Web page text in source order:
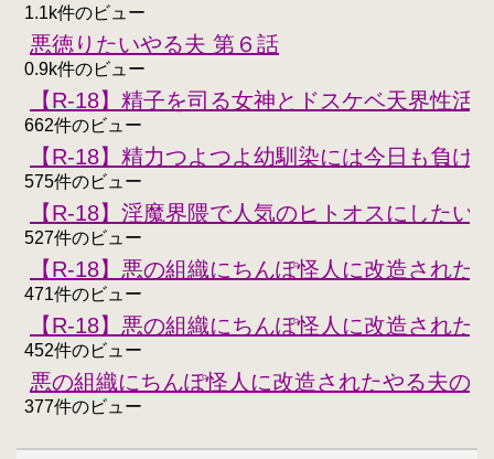
1.1k件のビュー
悪徳りたいやる夫 第６話
0.9k件のビュー
【R-18】精子を司る女神とドスケベ天界性活
662件のビュー
【R-18】精力つよつよ幼馴染には今日も負け
575件のビュー
【R-18】淫魔界隈で人気のヒトオスにしたい
527件のビュー
【R-18】悪の組織にちんぽ怪人に改造された
471件のビュー
【R-18】悪の組織にちんぽ怪人に改造された
452件のビュー
悪の組織にちんぽ怪人に改造されたやる夫の
377件のビュー